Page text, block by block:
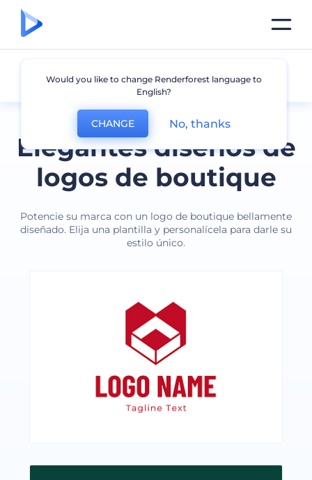
Elegantes diseños de
logos de boutique
Potencie su marca con un logo de boutique bellamente
diseñado. Elija una plantilla y personalícela para darle su
estilo único.
Boutique
Would you like to change Renderforest language to
English?
CHANGE No, thanks